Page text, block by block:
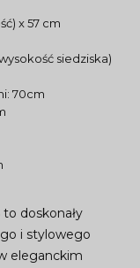
x 57 cm
siedziska)
70cm
doskonały
i stylowego
eleganckim